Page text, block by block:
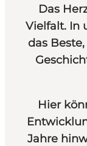
Das
Vielfalt. In
das
Hier
Jahre